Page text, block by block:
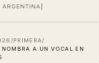
ARGENTINA
/PRIMERA/
A UN VOCAL EN